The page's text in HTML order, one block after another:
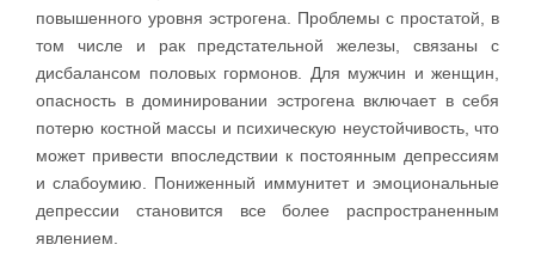
повышенного уровня эстрогена. Проблемы с простатой, в
том числе и рак предстательной железы, связаны с
дисбалансом половых гормонов. Для мужчин и женщин,
опасность в доминировании эстрогена включает в себя
потерю костной массы и психическую неустойчивость, что
может привести впоследствии к постоянным депрессиям
и слабоумию. Пониженный иммунитет и эмоциональные
депрессии становится все более распространенным
явлением.